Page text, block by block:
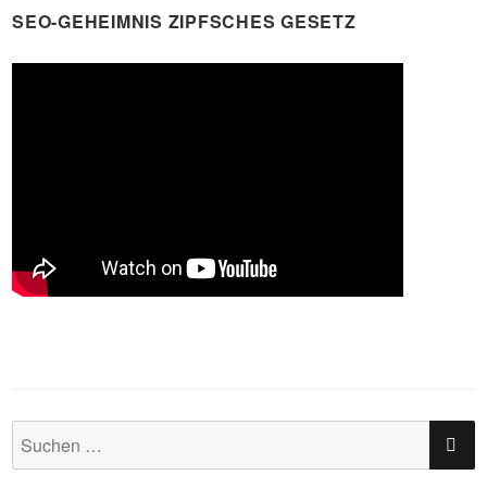
SEO-GEHEIMNIS ZIPFSCHES GESETZ
Suchen
nach: